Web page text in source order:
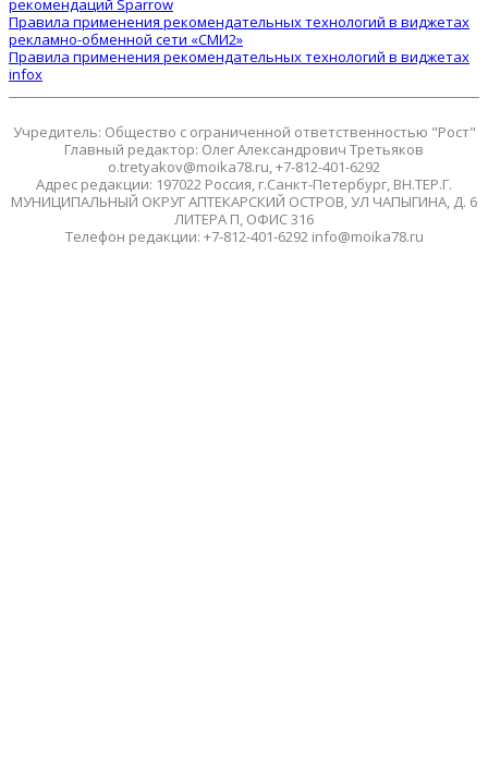
рекомендаций Sparrow
Правила применения рекомендательных технологий в виджетах
рекламно-обменной сети «СМИ2»
Правила применения рекомендательных технологий в виджетах
infox
Учредитель: Общество с ограниченной ответственностью "Рост"
Главный редактор: Олег Александрович Третьяков
o.tretyakov@moika78.ru, +7-812-401-6292
Адрес редакции: 197022 Россия, г.Санкт-Петербург, ВН.ТЕР.Г.
МУНИЦИПАЛЬНЫЙ ОКРУГ АПТЕКАРСКИЙ ОСТРОВ, УЛ ЧАПЫГИНА, Д. 6
ЛИТЕРА П, ОФИС 316
Телефон редакции: +7-812-401-6292 info@moika78.ru